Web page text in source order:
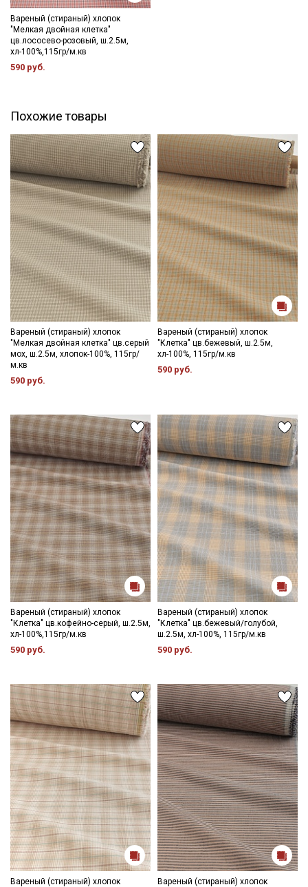
Вареный (стираный) хлопок
"Мелкая двойная клетка"
цв.лососево-розовый, ш.2.5м,
хл-100%,115гр/м.кв
590 руб.
Похожие товары
Вареный (стираный) хлопок
"Мелкая двойная клетка" цв.серый
мох, ш.2.5м, хлопок-100%, 115гр/
м.кв
590 руб.
Вареный (стираный) хлопок
"Клетка" цв.бежевый, ш.2.5м,
хл-100%, 115гр/м.кв
590 руб.
Вареный (стираный) хлопок
"Клетка" цв.кофейно-серый, ш.2.5м,
хл-100%,115гр/м.кв
590 руб.
Вареный (стираный) хлопок
"Клетка" цв.бежевый/голубой,
ш.2.5м, хл-100%, 115гр/м.кв
590 руб.
Вареный (стираный) хлопок
Вареный (стираный) хлопок
Секретная рассылка от Купава
Мы публикуем здесь дополнительные
промокоды и скидки до 30% на узкие
категории тканей
Электронная почта
Подписаться
Ознакомлен(а) с Политикой обработки персональных
данныхи даюСогласие на обработку персональных
Даю